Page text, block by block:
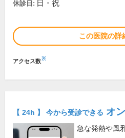
休診日: 日・祝
この医院の詳
アクセス数※
【 24h 】 今から受診できる オ
急な発熱や風